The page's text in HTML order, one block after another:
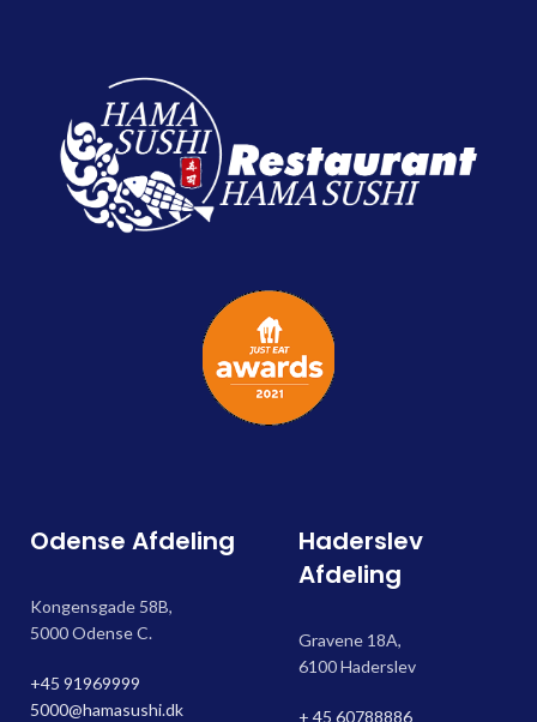
Odense Afdeling
Kongensgade 58B,
5000 Odense C.
+45 91969999
5000@hamasushi.dk
Haderslev
Afdeling
Gravene 18A,
6100 Haderslev
+ 45 60788886